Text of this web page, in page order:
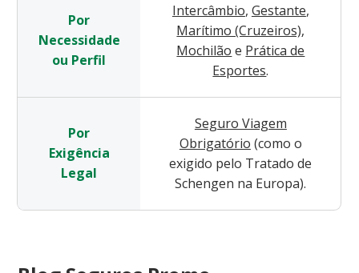
Por
Necessidade
ou Perfil
Intercâmbio, Gestante,
Marítimo (Cruzeiros),
Mochilão e Prática de
Esportes.
Por
Exigência
Legal
Seguro Viagem
Obrigatório (como o
exigido pelo Tratado de
Schengen na Europa).